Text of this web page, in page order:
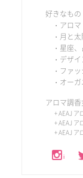
好きなもの
・アロマ
・月と
・星座
・デザ
・ファ
・オー
アロマ調
+ AEAJ
+ AEAJ ア
+ AEAJ ア
i